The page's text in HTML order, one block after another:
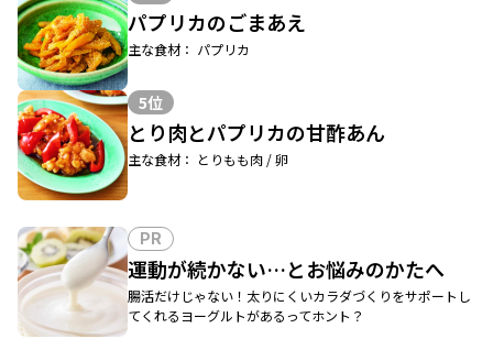
パプリカのごまあえ
主な食材： パプリカ
5位
とり肉とパプリカの甘酢あん
主な食材： とりもも肉 / 卵
PR
運動が続かない…とお悩みのかたへ
腸活だけじゃない！太りにくいカラダづくりをサポートし
てくれるヨーグルトがあるってホント？